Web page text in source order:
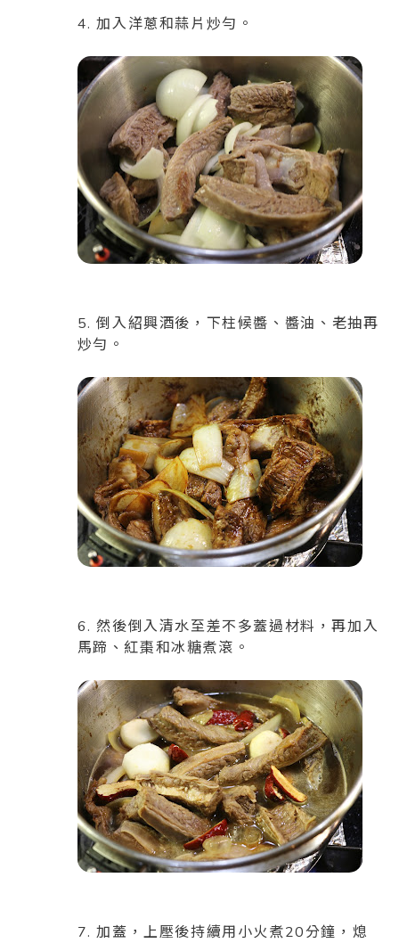
4. 加入洋蔥和蒜片炒勻。
5. 倒入紹興酒後，下柱候醬、 醬油、 老抽再
炒勻。
6. 然後倒入清水至差不多蓋過材料，再加入
馬蹄、紅棗和冰糖煮滾。
7. 加蓋，上壓後持續用小火煮20分鐘，熄